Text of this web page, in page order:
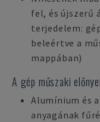
fel, és újszerű
terjedelem:
beleértve a
mappában)
A gép műszaki előnyei
Alumínium és
anyagának